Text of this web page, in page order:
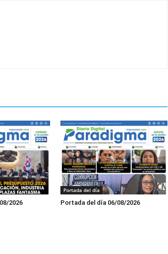
2026
Portada del día
Portada del día 06/08/2026